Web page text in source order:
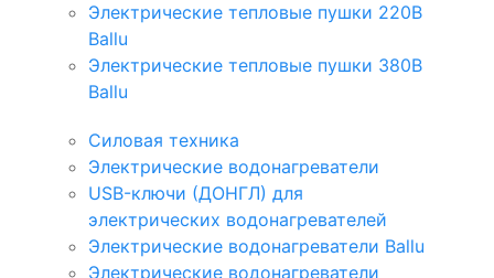
Электрические тепловые пушки 220В
Ballu
Электрические тепловые пушки 380В
Ballu
Силовая техника
Электрические водонагреватели
USB-ключи (ДОНГЛ) для
электрических водонагревателей
Электрические водонагреватели Ballu
Электрические водонагреватели